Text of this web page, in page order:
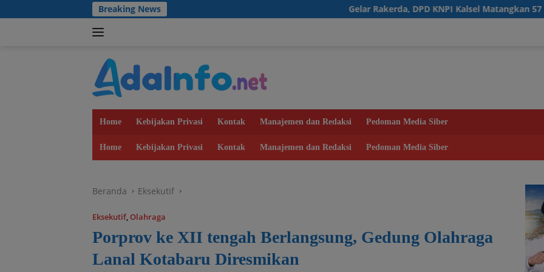
ke
Breaking News Gelar Rakerda, DPD KNPI Kalsel Matangkan 57 Program Kerja
Home Kebijakan Privasi Kontak Manajemen dan Redaksi Pedoman Media Siber
Home Kebijakan Privasi Kontak Manajemen dan Redaksi Pedoman Media Siber
Beranda Eksekutif
Eksekutif, Olahraga
Porprov ke XII tengah Berlangsung, Gedung Olahraga
Lanal Kotabaru Diresmikan